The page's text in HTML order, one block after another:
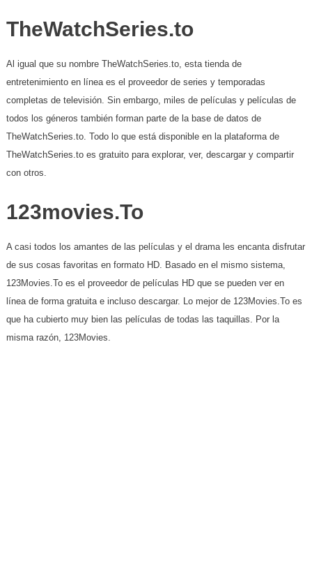
TheWatchSeries.to
Al igual que su nombre TheWatchSeries.to, esta tienda de
entretenimiento en línea es el proveedor de series y temporadas
completas de televisión. Sin embargo, miles de películas y películas de
todos los géneros también forman parte de la base de datos de
TheWatchSeries.to. Todo lo que está disponible en la plataforma de
TheWatchSeries.to es gratuito para explorar, ver, descargar y compartir
con otros.
123movies.To
A casi todos los amantes de las películas y el drama les encanta disfrutar
de sus cosas favoritas en formato HD. Basado en el mismo sistema,
123Movies.To es el proveedor de películas HD que se pueden ver en
línea de forma gratuita e incluso descargar. Lo mejor de 123Movies.To es
que ha cubierto muy bien las películas de todas las taquillas. Por la
misma razón, 123Movies.